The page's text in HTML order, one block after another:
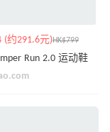
(约291.6元)HK$799
Run 2.0 运动鞋